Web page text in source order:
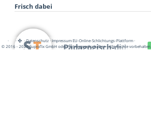
Frisch dabei
Pädagogisch-did…
· · ·Datenschutz·Impressum EU-Online-Schlichtungs-Plattform·
© 2016 - 2026 SupraTix GmbH oder Partnergesellschaften - Alle Rechte vorbehalten.